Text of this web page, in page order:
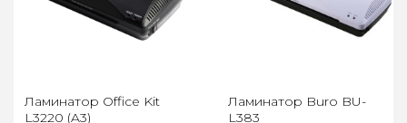
Ламинатор Office Kit
L3220 (A3)
Ламинатор Buro BU-
L383